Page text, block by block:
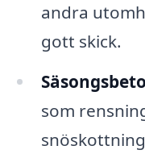
andra
gott skick.
som